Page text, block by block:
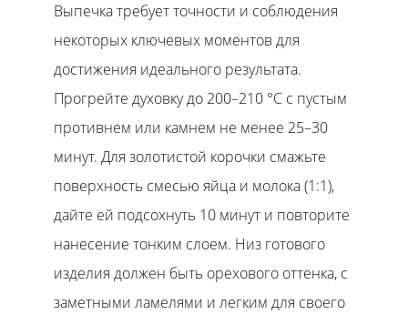
Выпечка требует точности и соблюдения
некоторых ключевых моментов для
достижения идеального результата.
Прогрейте духовку до 200–210 °C с пустым
противнем или камнем не менее 25–30
минут. Для золотистой корочки смажьте
поверхность смесью яйца и молока (1:1),
дайте ей подсохнуть 10 минут и повторите
нанесение тонким слоем. Низ готового
изделия должен быть орехового оттенка, с
заметными ламелями и легким для своего